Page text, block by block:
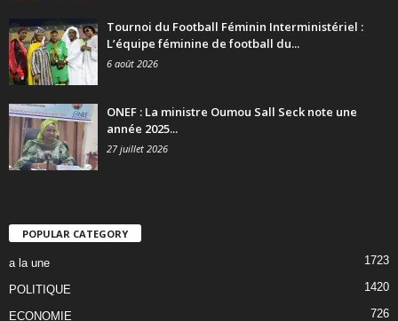
Tournoi du Football Féminin Interministériel :
L’équipe féminine de football du...
6 août 2026
ONEF : La ministre Oumou Sall Seck note une
année 2025...
27 juillet 2026
POPULAR CATEGORY
a la une 1723
POLITIQUE 1420
ECONOMIE 726